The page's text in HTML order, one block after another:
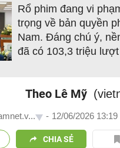
Rổ phim đang vi
trọng về bản quyền
Nam. Đáng chú ý,
đã có 103,3 triệu
Theo Lê Mỹ
- 12/06/2026 13:19
CHIA SẺ